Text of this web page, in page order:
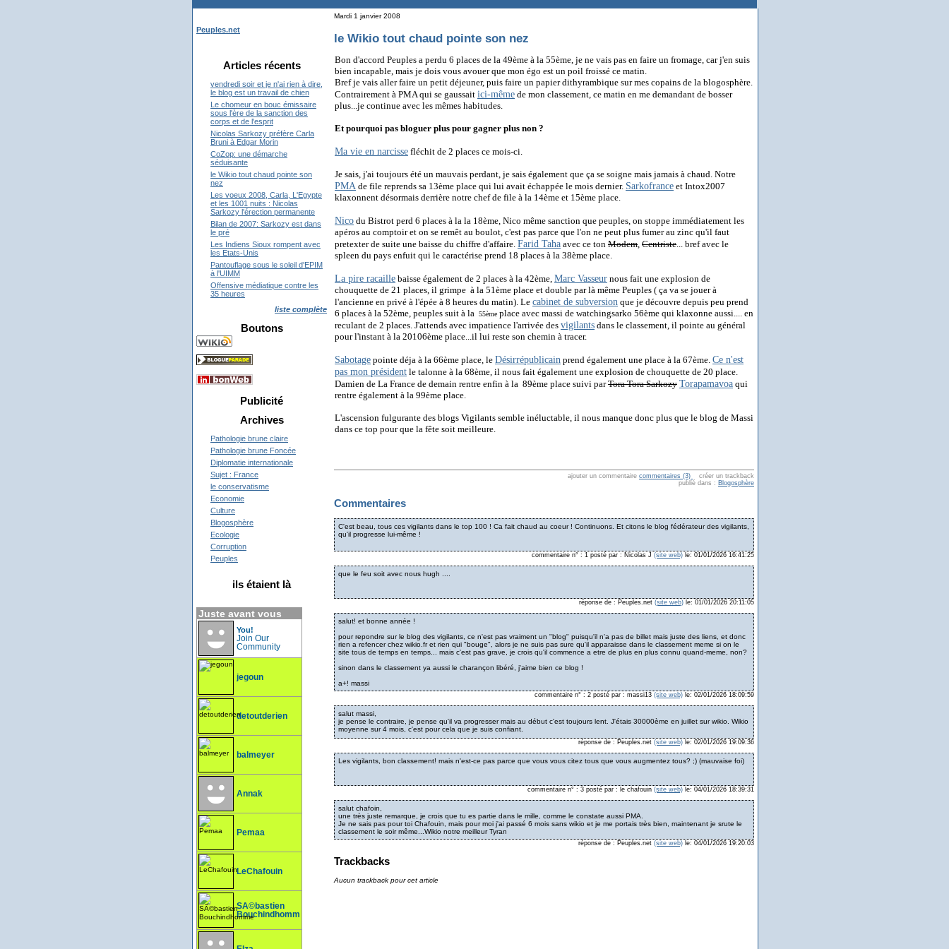
Peuples.net
Articles récents
vendredi soir et je n'ai rien à dire,
le blog est un travail de chien
Le chomeur en bouc émissaire
sous l'ère de la sanction des
corps et de l'esprit
Nicolas Sarkozy préfère Carla
Bruni à Edgar Morin
CoZop: une démarche
séduisante
le Wikio tout chaud pointe son
nez
Les voeux 2008, Carla, L'Egypte
et les 1001 nuits : Nicolas
Sarkozy l'érection permanente
Bilan de 2007: Sarkozy est dans
le pré
Les Indiens Sioux rompent avec
les Etats-Unis
Pantouflage sous le soleil d'EPIM
à l'UIMM
Offensive médiatique contre les
35 heures
liste complète
Boutons
Publicité
Archives
Pathologie brune claire
Pathologie brune Foncée
Diplomatie internationale
Sujet : France
le conservatisme
Economie
Culture
Blogosphère
Ecologie
Corruption
Peuples
ils étaient là
Juste avant vous
You!
Join Our
Community
jegoun
detoutderien
balmeyer
Annak
Pemaa
LeChafouin
SÃ©bastien
Bouchindhomme
Mardi 1 janvier 2008
le Wikio tout chaud pointe son nez
Bon d'accord Peuples a perdu 6 places de la 49ème à la 55ème, je ne vais pas en faire un fromage, car j'en suis
bien incapable, mais je dois vous avouer que mon égo est un poil froissé ce matin.
Bref je vais aller faire un petit déjeuner, puis faire un papier dithyrambique sur mes copains de la blogosphère.
Contrairement à PMA qui se gaussait ici-même de mon classement, ce matin en me demandant de bosser
plus...je continue avec les mêmes habitudes.
Et pourquoi pas bloguer plus pour gagner plus non ?
Ma vie en narcisse fléchit de 2 places ce mois-ci.
Je sais, j'ai toujours été un mauvais perdant, je sais également que ça se soigne mais jamais à chaud. Notre
PMA de file reprends sa 13ème place qui lui avait échappée le mois dernier. Sarkofrance et Intox2007
klaxonnent désormais derrière notre chef de file à la 14ème et 15ème place.
Nico du Bistrot perd 6 places à la la 18ème, Nico même sanction que peuples, on stoppe immédiatement les
apéros au comptoir et on se remêt au boulot, c'est pas parce que l'on ne peut plus fumer au zinc qu'il faut
pretexter de suite une baisse du chiffre d'affaire. Farid Taha avec ce ton Modem Centriste ... bref avec le
spleen du pays enfuit qui le caractérise prend 18 places à la 38ème place.
La pire racaille baisse également de 2 places à la 42ème, Marc Vasseur nous fait une explosion de
chouquette de 21 places, il grimpe à la 51ème place et double par là même Peuples ( ça va se jouer à
l'ancienne en privé à l'épée à 8 heures du matin). Le cabinet de subversion que je découvre depuis peu prend
6 places à la 52ème, peuples suit à la
55ème place avec massi de watchingsarko 56ème qui klaxonne aussi.... en
reculant de 2 places. J'attends avec impatience l'arrivée des vigilants dans le classement, il pointe au général
pour l'instant à la 20106ème place...il lui reste son chemin à tracer.
Sabotage pointe déja à la 66ème place, le Désirrépublicain prend également une place à la 67ème. Ce n'est
pas mon président le talonne à la 68ème, il nous fait également une explosion de chouquette de 20 place.
Damien de La France de demain rentre enfin à la 89ème place suivi parTora Tora Sarkozy Torapamavoa qui
rentre également à la 99ème place.
L'ascension fulgurante des blogs Vigilants semble inéluctable, il nous manque donc plus que le blog de Massi
dans ce top pour que la fête soit meilleure.
ajouter un commentaire commentaires (3)
créer un trackback
publié dans : Blogosphère
Commentaires
C'est beau, tous ces vigilants dans le top 100 ! Ca fait chaud au coeur ! Continuons. Et citons le blog fédérateur des vigilants,
qu'il progresse lui-même !
commentaire n° : 1 posté par : Nicolas J (site web) le: 01/01/2026 16:41:25
que le feu soit avec nous hugh ....
réponse de : Peuples.net (site web) le: 01/01/2026 20:11:05
salut! et bonne année !
pour repondre sur le blog des vigilants, ce n'est pas vraiment un "blog" puisqu'il n'a pas de billet mais juste des liens, et donc
rien a refencer chez wikio.fr et rien qui "bouge", alors je ne suis pas sure qu'il apparaisse dans le classement meme si on le
site tous de temps en temps... mais c'est pas grave, je crois qu'il commence a etre de plus en plus connu quand-meme, non?
sinon dans le classement ya aussi le charançon libéré, j'aime bien ce blog !
a+! massi
commentaire n° : 2 posté par : massi13 (site web) le: 02/01/2026 18:09:59
salut massi,
je pense le contraire, je pense qu'il va progresser mais au début c'est toujours lent. J'étais 30000ème en juillet sur wikio. Wikio
moyenne sur 4 mois, c'est pour cela que je suis confiant.
réponse de : Peuples.net (site web) le: 02/01/2026 19:09:36
Les vigilants, bon classement! mais n'est-ce pas parce que vous vous citez tous que vous augmentez tous? ;) (mauvaise foi)
commentaire n° : 3 posté par : le chafouin (site web) le: 04/01/2026 18:39:31
salut chafoin,
une très juste remarque, je crois que tu es partie dans le mille, comme le constate aussi PMA.
Je ne sais pas pour toi Chafouin, mais pour moi j'ai passé 6 mois sans wikio et je me portais très bien, maintenant je srute le
classement le soir même...Wikio notre meilleur Tyran
réponse de : Peuples.net (site web) le: 04/01/2026 19:20:03
Trackbacks
Aucun trackback pour cet article